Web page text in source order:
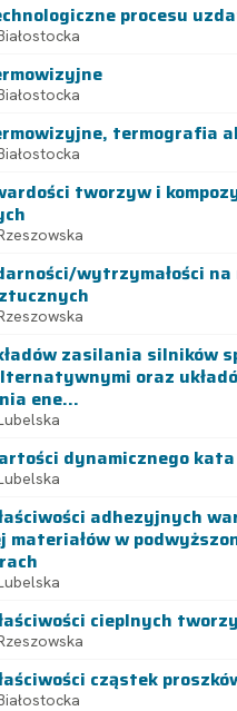
procesu
termografia
tworzyw i
wytrzymałości
zasilania silników
oraz
ene...
dynamicznego
adhezyjnych
materiałów w
cieplnych
cząstek